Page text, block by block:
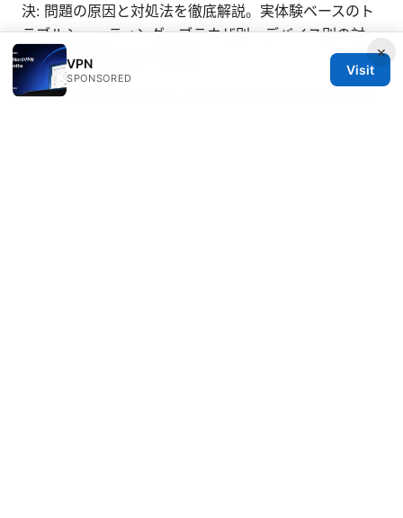
決: 問題の原因と対処法を徹底解説。実体験ベースのト
ラブルシューティング、ブラウザ別・デバイス別の対
策、代替連絡手段まで網羅
Streaming services not working with vpn heres how
×
VPN
SPONSORED
Visit